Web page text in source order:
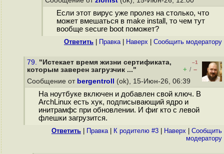
Если этот вирус уже пролез на столько, что
может вмешаться в make install, то чем тут
вообще secure boot поможет?
Ответить Правка| Наверх Cообщить модератору
79. "Истекает время жизни сертификата,
которым заверен загрузчик ..."
–1
+ / –
Сообщение от bergentroll (ok), 15-Июн-26, 06:39
На ноутбуке включен и добавлен свой ключ. В
ArchLinux есть хук, подписывающий ядро и
инитрамфс при обновлении. И фиг кто с левой
флешки загрузится.
Ответить Правка| К родителю #3 Наверх
Cообщить
модератору